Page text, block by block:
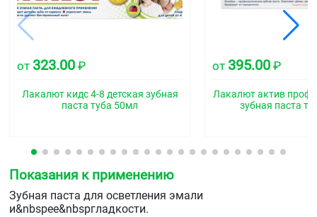
от 323.00 ₽
Лакалют кидс 4-8 детская зубная
паста туба 50мл
от 395.00 ₽
Лакалют актив
зубная паста
Показания к применению
Зубная паста для осветления эмали
и&nbspее&nbspгладкости.